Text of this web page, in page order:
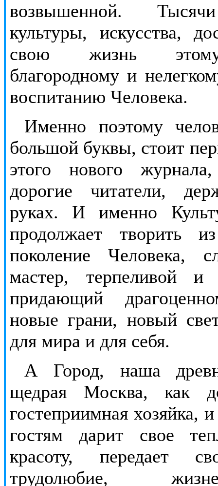
возвышенной.
культуры, искусства,
свою жизнь
благородному и
воспитанию Человека.
Именно поэтому
большой буквы, стоит
этого нового
дорогие читатели,
руках. И именно
продолжает творить
поколение Человека,
мастер, терпеливой и
придающий
новые грани, новый
для мира и для себя.
А Город, наша
щедрая Москва, как
гостеприимная хозяйка,
гостям дарит свое
красоту, передает
трудолюбие,